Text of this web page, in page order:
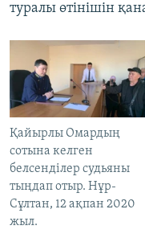
туралы өтінішін
Қайырлы Омардың
сотына келген
белсенділер судьяны
тыңдап отыр. Нұр-
Сұлтан, 12 ақпан 2020
жыл.